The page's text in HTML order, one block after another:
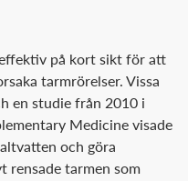
på kort sikt för att
tarmrörelser. Vissa
en studie från 2010 i
Medicine visade
och göra
rensade tarmen som